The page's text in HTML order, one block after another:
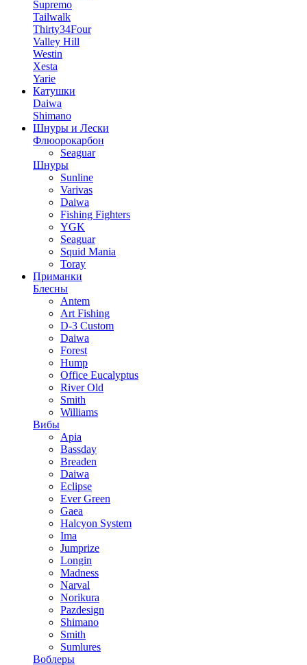
Supremo
Tailwalk
Thirty34Four
Valley Hill
Westin
Xesta
Yarie
Катушки
Daiwa
Shimano
Шнуры и Лески
Флюорокарбон
Seaguar
Шнуры
Sunline
Varivas
Daiwa
Fishing Fighters
YGK
Seaguar
Squid Mania
Toray
Приманки
Блесны
Antem
Art Fishing
D-3 Custom
Daiwa
Forest
Hump
Office Eucalyptus
River Old
Smith
Williams
Вибы
Apia
Bassday
Breaden
Daiwa
Eclipse
Ever Green
Gaea
Halcyon System
Ima
Jumprize
Longin
Madness
Narval
Norikura
Pazdesign
Shimano
Smith
Sumlures
Воблеры